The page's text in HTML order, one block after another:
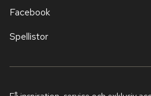
Facebook
Spellistor